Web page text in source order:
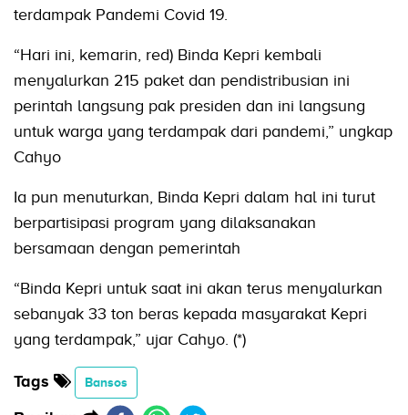
terdampak Pandemi Covid 19.
“Hari ini, kemarin, red) Binda Kepri kembali
menyalurkan 215 paket dan pendistribusian ini
perintah langsung pak presiden dan ini langsung
untuk warga yang terdampak dari pandemi,” ungkap
Cahyo
Ia pun menuturkan, Binda Kepri dalam hal ini turut
berpartisipasi program yang dilaksanakan
bersamaan dengan pemerintah
“Binda Kepri untuk saat ini akan terus menyalurkan
sebanyak 33 ton beras kepada masyarakat Kepri
yang terdampak,” ujar Cahyo. (*)
Tags Bansos